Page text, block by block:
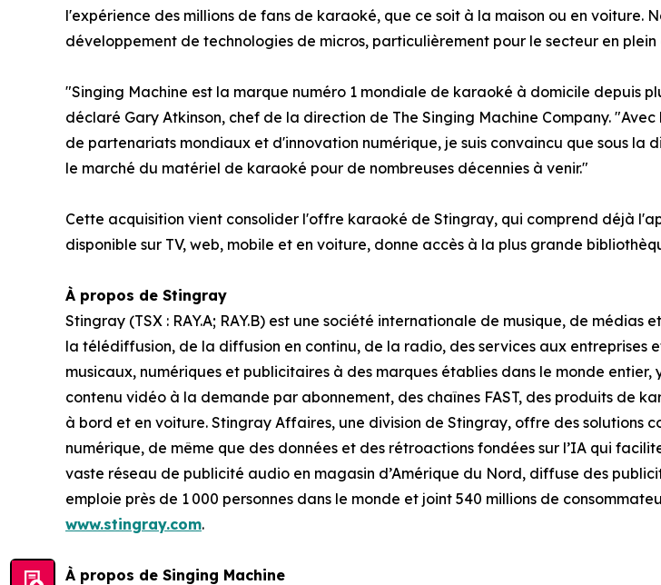
l'expérience des millions de fans de karaoké, que ce soit à la maison ou en voiture.
développement de technologies de micros, particulièrement pour le secteur en
"Singing Machine est la marque numéro 1 mondiale de karaoké à domicile depuis
déclaré Gary Atkinson, chef de la direction de The Singing Machine Company.
de partenariats mondiaux et d'innovation numérique, je suis convaincu que sous
le marché du matériel de karaoké pour de nombreuses décennies à venir."
Cette acquisition vient consolider l'offre karaoké de Stingray, qui comprend déjà
disponible sur TV, web, mobile et en voiture, donne accès à la plus grande
À propos de Stingray
Stingray (TSX : RAY.A; RAY.B) est une société internationale de musique, de
la télédiffusion, de la diffusion en continu, de la radio, des services aux
musicaux, numériques et publicitaires à des marques établies dans le monde
contenu vidéo à la demande par abonnement, des chaînes FAST, des produits de
à bord et en voiture. Stingray Affaires, une division de Stingray, offre des solutions
numérique, de même que des données et des rétroactions fondées sur l’IA qui
vaste réseau de publicité audio en magasin d’Amérique du Nord, diffuse des
emploie près de 1 000 personnes dans le monde et joint 540 millions de
www.stingray.com.
À propos de Singing Machine